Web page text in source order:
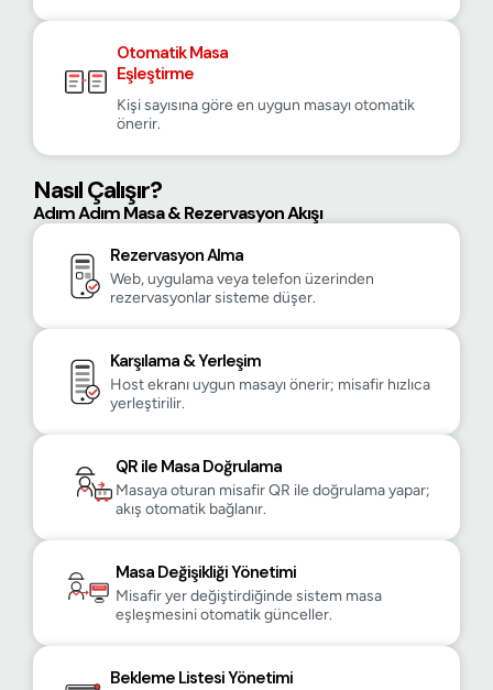
Otomatik Masa
Eşleştirme
Kişi sayısına göre en uygun masayı otomatik
önerir.
Nasıl Çalışır?
Adım Adım Masa & Rezervasyon Akışı
Rezervasyon Alma
Web, uygulama veya telefon üzerinden
rezervasyonlar sisteme düşer.
Karşılama & Yerleşim
Host ekranı uygun masayı önerir; misafir hızlıca
yerleştirilir.
QR ile Masa Doğrulama
Masaya oturan misafir QR ile doğrulama yapar;
akış otomatik bağlanır.
KDS
Masa Değişikliği Yönetimi
Misafir yer değiştirdiğinde sistem masa
eşleşmesini otomatik günceller.
Bekleme Listesi Yönetimi